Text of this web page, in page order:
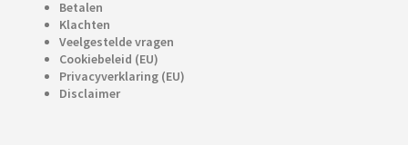
Betalen
Klachten
Veelgestelde vragen
Cookiebeleid (EU)
Privacyverklaring (EU)
Disclaimer